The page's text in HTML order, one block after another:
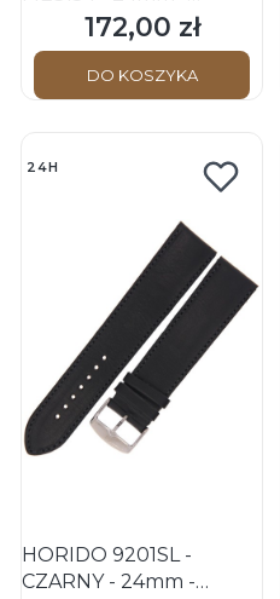
ŚREDNI BRĄZ -
Skórzany pasek do
zegarka
Cena
172,00 zł
DO KOSZYKA
24H
HORIDO 9201SL -
CZARNY - 24mm -